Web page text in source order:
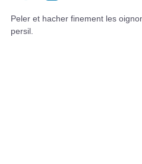
Peler et hacher finement les
persil.